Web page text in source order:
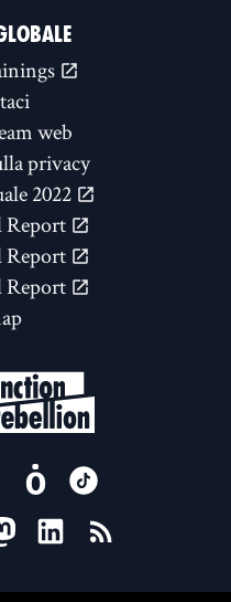
web
privacy
2022
Report
Report
Report
ON